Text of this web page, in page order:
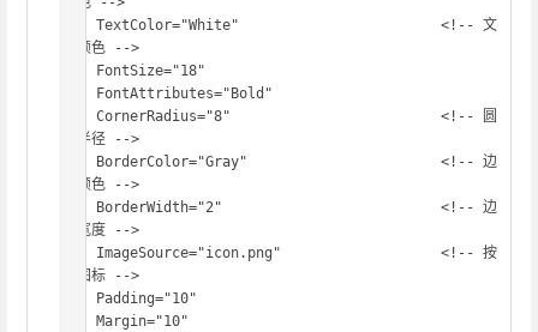
TextColor="White"                        <!-- 文
字颜色 -->
FontSize="18"
FontAttributes="Bold"
CornerRadius="8"                         <!-- 圆
角半径 -->
BorderColor="Gray"                       <!-- 边
框颜色 -->
BorderWidth="2"                          <!-- 边
框宽度 -->
ImageSource="icon.png"                   <!-- 按
钮图标 -->
Padding="10"
Margin="10"